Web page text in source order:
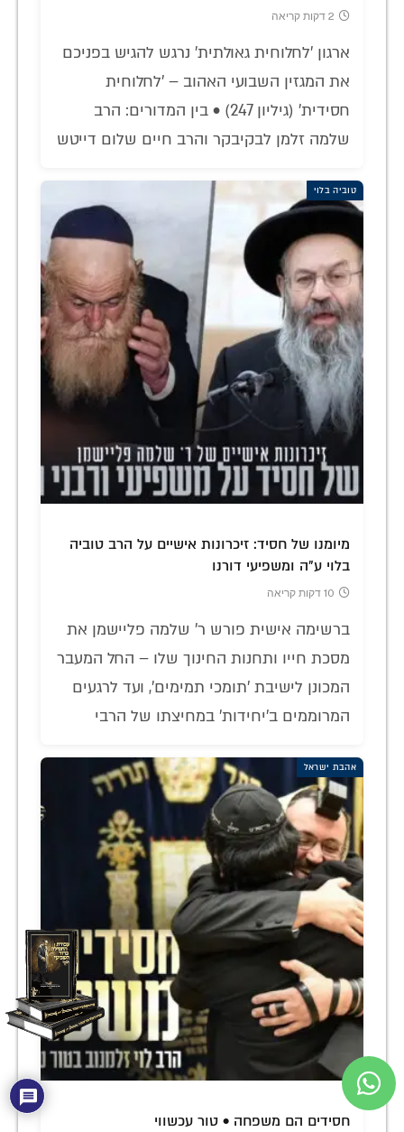
2 דקות קריאה
ארגון 'לחלוחית גאולתית' נרגש להגיש בפניכם
את המגזין השבועי האהוב – 'לחלוחית
חסידית' (גיליון 247) • בין המדורים: הרב
שלמה זלמן לבקיבקר והרב חיים שלום דייטש
טוביה בלוי
מיומנו של חסיד: זיכרונות אישיים על הרב טוביה
בלוי ע"ה ומשפיעי דורנו
10 דקות קריאה
ברשימה אישית פורש ר' שלמה פליישמן את
מסכת חייו ותחנות החינוך שלו – החל המעבר
המכונן לישיבת 'תומכי תמימים', ועד לרגעים
המרוממים ב'יחידות' במחיצתו של הרבי
אהבת ישראל
חסידים הם משפחה • טור עכשווי